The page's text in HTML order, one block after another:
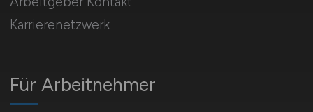
Für Arbeitnehmer
Karrierenetzwerk